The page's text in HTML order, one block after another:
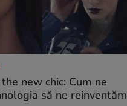
new chic: Cum ne
să ne reinventăm